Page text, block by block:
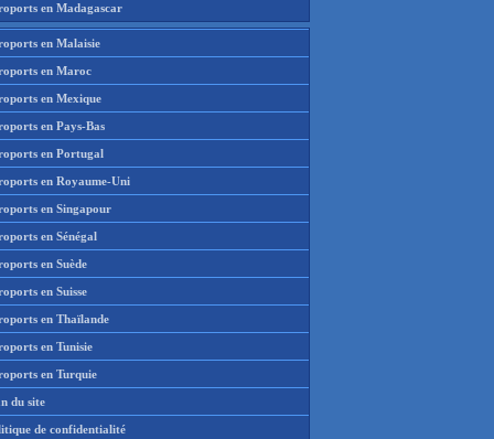
en Madagascar
en Malaisie
en Maroc
en Mexique
en Pays-Bas
en Portugal
en Royaume-Uni
en Singapour
en Sénégal
en Suède
en Suisse
en Thaïlande
en Tunisie
en Turquie
du site
de confidentialité